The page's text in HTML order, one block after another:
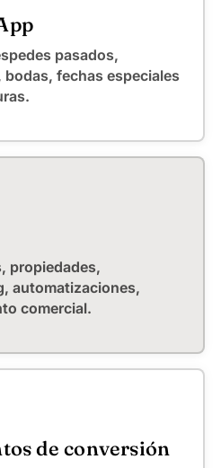
pasados,
fechas especiales
propiedades,
automatizaciones,
comercial.
de conversión